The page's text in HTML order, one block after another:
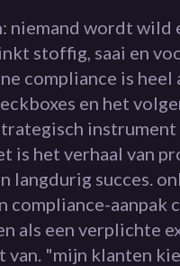
niemand wordt wild
stoffig, saai en
compliance is heel
en het
is het verhaal van
langdurig succes.
compliance-aanpak
als een verplichte
"mijn klanten